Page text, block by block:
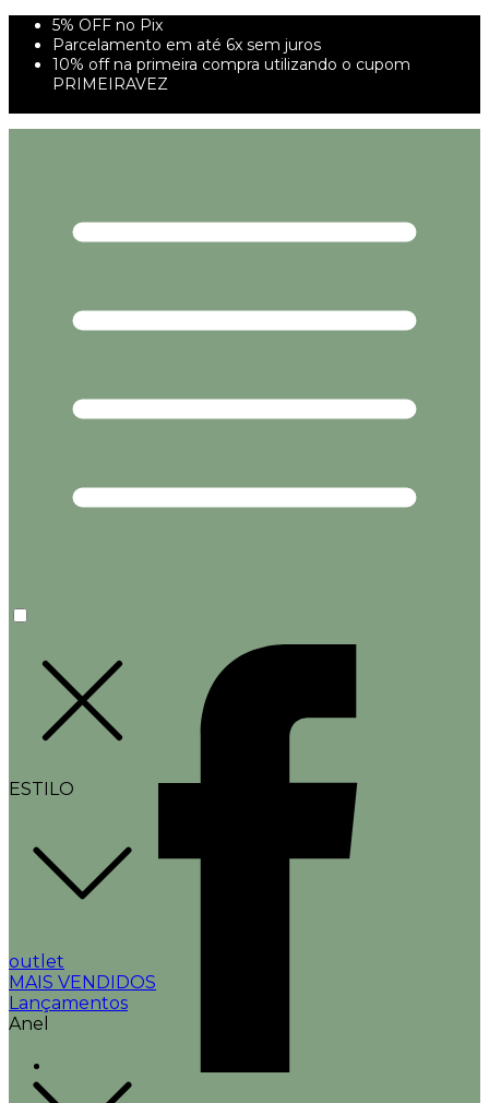
5% OFF no Pix
Parcelamento em até 6x sem juros
10% off na primeira compra utilizando o cupom
PRIMEIRAVEZ
ESTILO
outlet
MAIS VENDIDOS
Lançamentos
Anel